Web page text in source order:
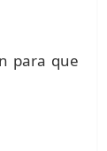
para que